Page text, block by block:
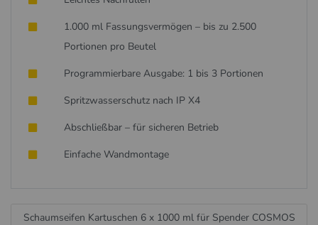
1.000 ml Fassungsvermögen – bis zu 2.500
Portionen pro Beutel
Programmierbare Ausgabe: 1 bis 3 Portionen
Spritzwasserschutz nach IP X4
Abschließbar – für sicheren Betrieb
Einfache Wandmontage
Schaumseifen Kartuschen 6 x 1000 ml für Spender COSMOS